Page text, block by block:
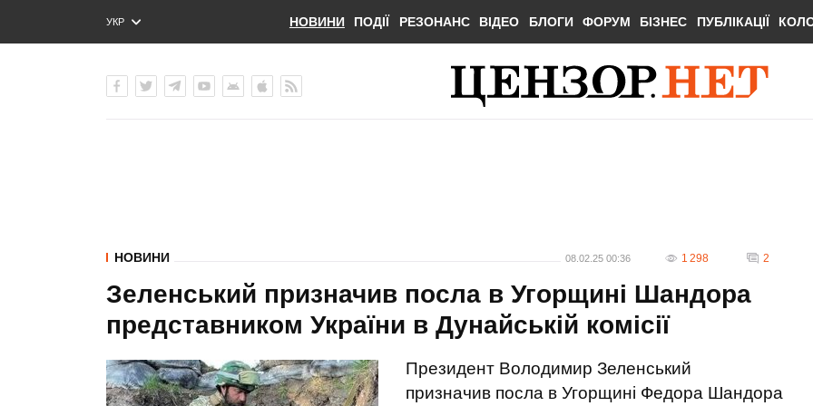
УКР
ENG
НОВИНИ ПОДІЇ РЕЗОНАНС ВІДЕО БЛОГИ ФОРУМ БІЗНЕС ПУБЛІКАЦІЇ
НОВИНИ 08.02.25 00:36 1 298 2
Зеленський призначив посла в Угорщині Шандора
представником України в Дунайській комісії
Президент Володимир Зеленський
призначив посла в Угорщині Федора Шандора